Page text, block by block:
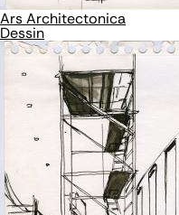
Ars Architectonica
Dessin